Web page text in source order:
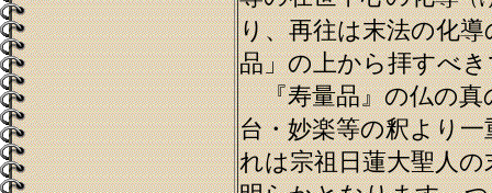
り、再往は末法の化
品」の上から拝すべ
『寿量品』の仏の真
台・妙楽等の釈より
れは宗祖日蓮大聖人